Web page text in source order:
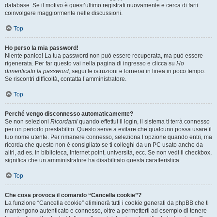
database. Se il motivo è quest’ultimo registrati nuovamente e cerca di farti
coinvolgere maggiormente nelle discussioni.
Top
Ho perso la mia password!
Niente panico! La tua password non può essere recuperata, ma può essere
rigenerata. Per far questo vai nella pagina di ingresso e clicca su Ho
dimenticato la password, segui le istruzioni e tornerai in linea in poco tempo.
Se riscontri difficoltà, contatta l’amministratore.
Top
Perché vengo disconnesso automaticamente?
Se non selezioni Ricordami quando effettui il login, il sistema ti terrà connesso
per un periodo prestabilito. Questo serve a evitare che qualcuno possa usare il
tuo nome utente. Per rimanere connesso, seleziona l’opzione quando entri, ma
ricorda che questo non è consigliato se ti colleghi da un PC usato anche da
altri, ad es. in biblioteca, Internet point, università, ecc. Se non vedi il checkbox,
significa che un amministratore ha disabilitato questa caratteristica.
Top
Che cosa provoca il comando “Cancella cookie”?
La funzione “Cancella cookie” eliminerà tutti i cookie generati da phpBB che ti
mantengono autenticato e connesso, oltre a permetterti ad esempio di tenere